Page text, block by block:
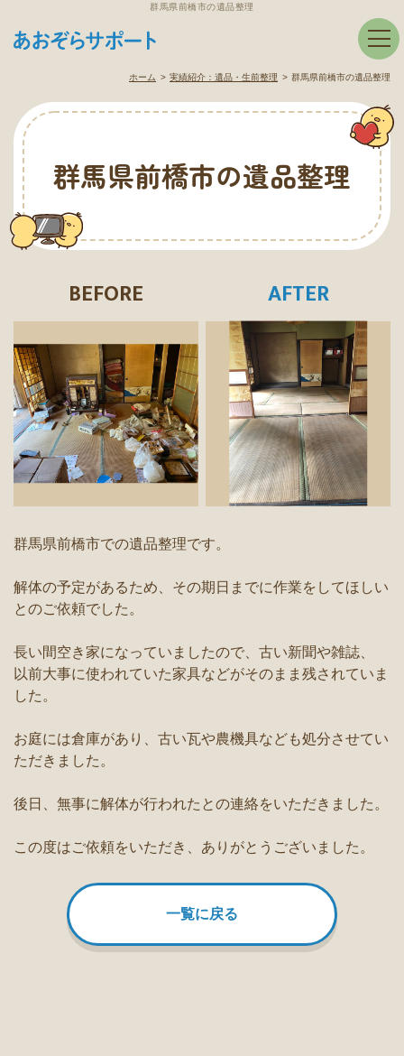
群馬県前橋市の遺品整理
ホーム 実績紹介： 遺品・生前整理 群馬県前橋市の遺品整理
群馬県前橋市の遺品整理
BEFORE AFTER
群馬県前橋市での遺品整理です。
解体の予定があるため、その期日までに作業をしてほしい
とのご依頼でした。
長い間空き家になっていましたので、古い新聞や雑誌、
以前大事に使われていた家具などがそのまま残されていま
した。
お庭には倉庫があり、古い瓦や農機具なども処分させてい
ただきました。
後日、無事に解体が行われたとの連絡をいただきました。
この度はご依頼をいただき、ありがとうございました。
一覧に戻る